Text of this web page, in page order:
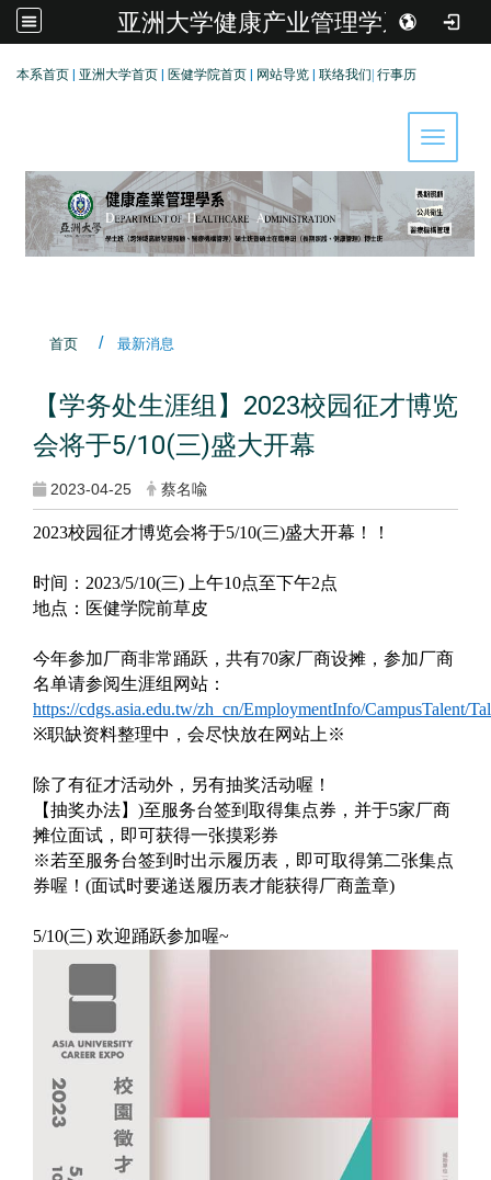
亚洲大学健康产业管理学系
本系首页 亚洲大学首页 医健学院首页 网站导览 联络我们 行事历
Toggle
首页 最新消息
【学务处生涯组】2023校园征才博览
会将于5/10(三)盛大开幕
2023-04-25 蔡名喩
2023校园征才博览会将于5/10(三)盛大开幕！！
时间： 2023/5/10(三) 上午10点至下午2点
地点：医健学院前草皮
今年参加厂商非常踊跃，共有70家厂商设摊，参加厂商
名单请参阅生涯组网站：
https://cdgs.asia.edu.tw/zh_cn/EmploymentInfo/CampusTalent/
※职缺资料整理中，会尽快放在网站上※
除了有征才活动外，另有抽奖活动喔！
【抽奖办法】 )至服务台签到取得集点券，并于5家厂商
摊位面试，即可获得一张摸彩券
※若至服务台签到时出示履历表，即可取得第二张集点
券喔！ (面试时要递送履历表才能获得厂商盖章)
5/10(三) 欢迎踊跃参加喔~